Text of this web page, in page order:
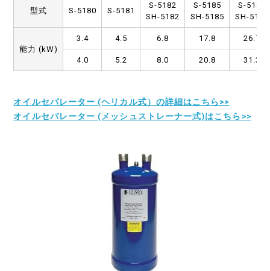
型式 S-5180 S-5181
S-5182
SH-5182
S-5185
SH-5185
S-5187
SH-5187
能力 (kW)
3.4 4.5 6.8 17.8 26.7
4.0 5.2 8.0 20.8 31.3
オイルセパレーター (ヘリカル式）の詳細はこちら>>
オイルセパレーター (メッシュストレーナー式)はこちら>>